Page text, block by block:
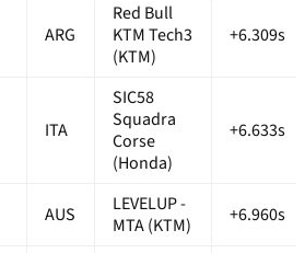
ARG
Red Bull
KTM Tech3
(KTM)
+6.309s
ITA
SIC58
Squadra
Corse
(Honda)
+6.633s
AUS
LEVELUP -
MTA (KTM)
+6.960s